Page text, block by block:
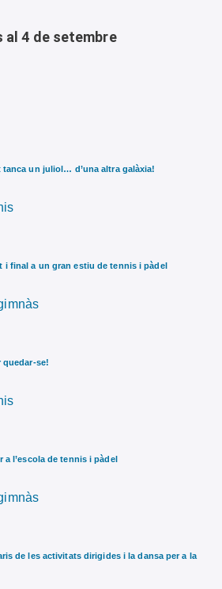
al 4 de setembre
tanca un juliol… d’una altra galàxia!
i final a un gran estiu de tennis i pàdel
se!
l’escola de tennis i pàdel
de les activitats dirigides i la dansa per a la